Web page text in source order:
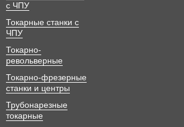
с ЧПУ
Токарные станки с
ЧПУ
Токарно-
револьверные
Токарно-фрезерные
станки и центры
Трубонарезные
токарные